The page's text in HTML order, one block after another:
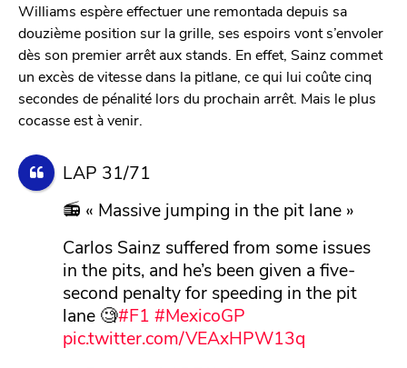
Williams espère effectuer une remontada depuis sa
douzième position sur la grille, ses espoirs vont s’envoler
dès son premier arrêt aux stands. En effet, Sainz commet
un excès de vitesse dans la pitlane, ce qui lui coûte cinq
secondes de pénalité lors du prochain arrêt. Mais le plus
cocasse est à venir.
LAP 31/71
📻 « Massive jumping in the pit lane »
Carlos Sainz suffered from some issues
in the pits, and he’s been given a five-
second penalty for speeding in the pit
lane 🧐#F1 #MexicoGP
pic.twitter.com/VEAxHPW13q